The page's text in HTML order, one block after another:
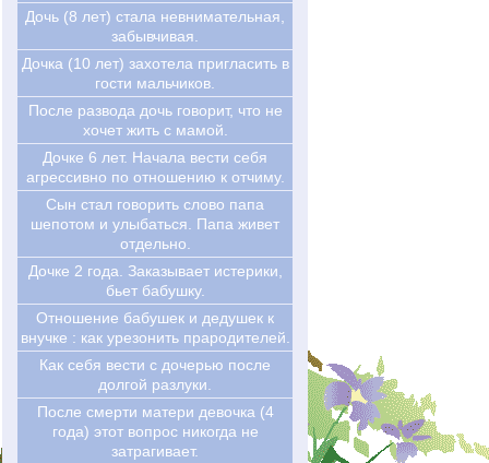
Дочь (8 лет) стала невнимательная,
забывчивая.
Дочка (10 лет) захотела пригласить в
гости мальчиков.
После развода дочь говорит, что не
хочет жить с мамой.
Дочке 6 лет. Начала вести себя
агрессивно по отношению к отчиму.
Сын стал говорить слово папа
шепотом и улыбаться. Папа живет
отдельно.
Дочке 2 года. Заказывает истерики,
бьет бабушку.
Отношение бабушек и дедушек к
внучке : как урезонить прародителей.
Как себя вести с дочерью после
долгой разлуки.
После смерти матери девочка (4
года) этот вопрос никогда не
затрагивает.